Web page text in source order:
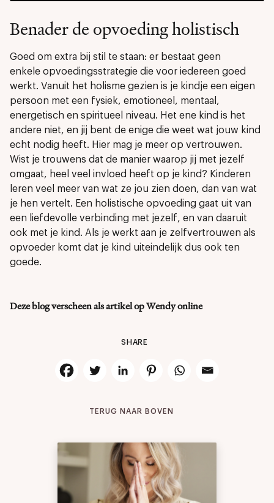
Benader de opvoeding holistisch
Goed om extra bij stil te staan: er bestaat geen
enkele opvoedingsstrategie die voor iedereen goed
werkt. Vanuit het holisme gezien is je kindje een eigen
persoon met een fysiek, emotioneel, mentaal,
energetisch en spiritueel niveau. Het ene kind is het
andere niet, en jij bent de enige die weet wat jouw kind
echt nodig heeft. Hier mag je meer op vertrouwen.
Wist je trouwens dat de manier waarop jij met jezelf
omgaat, heel veel invloed heeft op je kind? Kinderen
leren veel meer van wat ze jou zien doen, dan van wat
je hen vertelt. Een holistische opvoeding gaat uit van
een liefdevolle verbinding met jezelf, en van daaruit
ook met je kind. Als je werkt aan je zelfvertrouwen als
opvoeder komt dat je kind uiteindelijk dus ook ten
goede.
Deze blog verscheen als artikel op Wendy online
SHARE
TERUG NAAR BOVEN